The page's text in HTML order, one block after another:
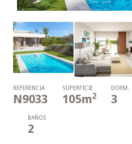
REFERENCIA
N9033
SUPERFICIE
105m2
DORM.
3
BAÑOS
2